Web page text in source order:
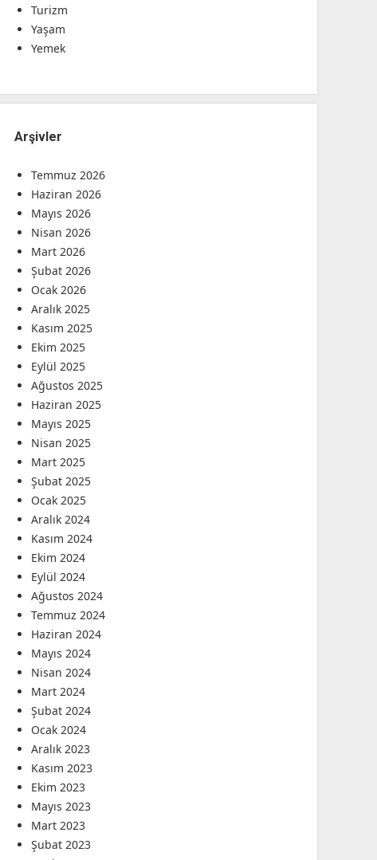
Turizm
Yaşam
Yemek
Arşivler
Temmuz 2026
Haziran 2026
Mayıs 2026
Nisan 2026
Mart 2026
Şubat 2026
Ocak 2026
Aralık 2025
Kasım 2025
Ekim 2025
Eylül 2025
Ağustos 2025
Haziran 2025
Mayıs 2025
Nisan 2025
Mart 2025
Şubat 2025
Ocak 2025
Aralık 2024
Kasım 2024
Ekim 2024
Eylül 2024
Ağustos 2024
Temmuz 2024
Haziran 2024
Mayıs 2024
Nisan 2024
Mart 2024
Şubat 2024
Ocak 2024
Aralık 2023
Kasım 2023
Ekim 2023
Mayıs 2023
Mart 2023
Şubat 2023